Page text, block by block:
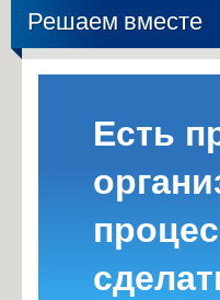
Решаем вместе
Есть